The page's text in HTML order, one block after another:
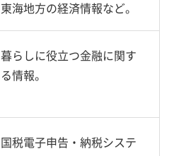
東海地方の経済情報など。
暮らしに役立つ金融に関す
る情報。
国税電子申告・納税システ